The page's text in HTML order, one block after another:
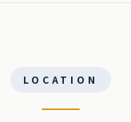
LOCATION